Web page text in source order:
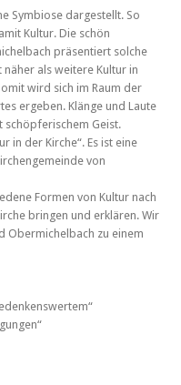
Symbiose dargestellt. So
Kultur. Die schön
präsentiert solche
näher als weitere Kultur in
wird sich im Raum der
ergeben. Klänge und Laute
schöpferischem Geist.
in der Kirche“. Es ist eine
von
Formen von Kultur nach
bringen und erklären. Wir
Obermichelbach zu einem